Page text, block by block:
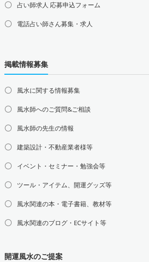
占い師求人 応募申込フォーム
電話占い師さん募集・求人
道東の占い師募集・求人
東北地方の占い師募集・求人
宮城県の占い師募集・求人
山形県の占い師募集・求人
関東地方の占い師募集・求人
埼玉県の占い師募集・求人
千葉県の占い師募
茨城県の占い師募集・求人
栃木県の占い師募
山梨県の占い師募集・求人
新潟県の占い師募
東海地方の占い師募集・求人
掲載情報募集
風水に関する情報募集
風水師へのご質問&ご相談
風水師の先生の情報
建築設計・不動産業者様等
イベント・セミナー・勉強会等
ツール・アイテム、開運グッズ等
風水関連の本・電子書籍、教材等
風水関連のブログ・ECサイト等
開運風水のご提案